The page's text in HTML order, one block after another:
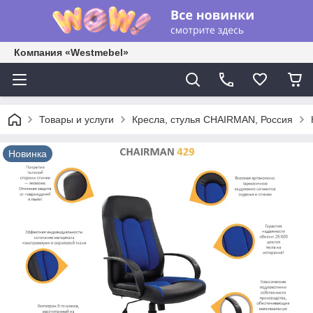
Компания «Westmebel»
Товары и услуги Кресла, стулья CHAIRMAN, Россия
Новинка